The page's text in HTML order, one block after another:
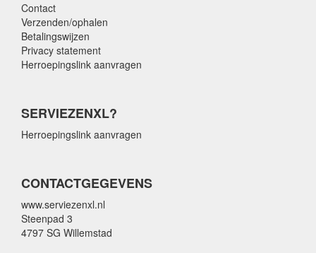
Contact
Verzenden/ophalen
Betalingswijzen
Privacy statement
Herroepingslink aanvragen
SERVIEZENXL?
Herroepingslink aanvragen
CONTACTGEGEVENS
www.serviezenxl.nl
Steenpad 3
4797 SG Willemstad